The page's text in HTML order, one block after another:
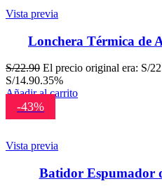
Vista previa
Lonchera Térmica de
S/22.90 El precio original era: S/
S/14.90.35%
Añadir al carrito
-43%
Vista previa
Batidor Espumador